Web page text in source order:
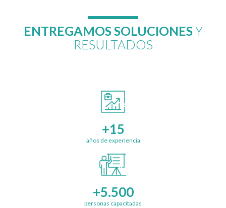
ENTREGAMOS SOLUCIONESY
RESULTADOS
+15
años de experiencia
+5.500
personas capacitadas